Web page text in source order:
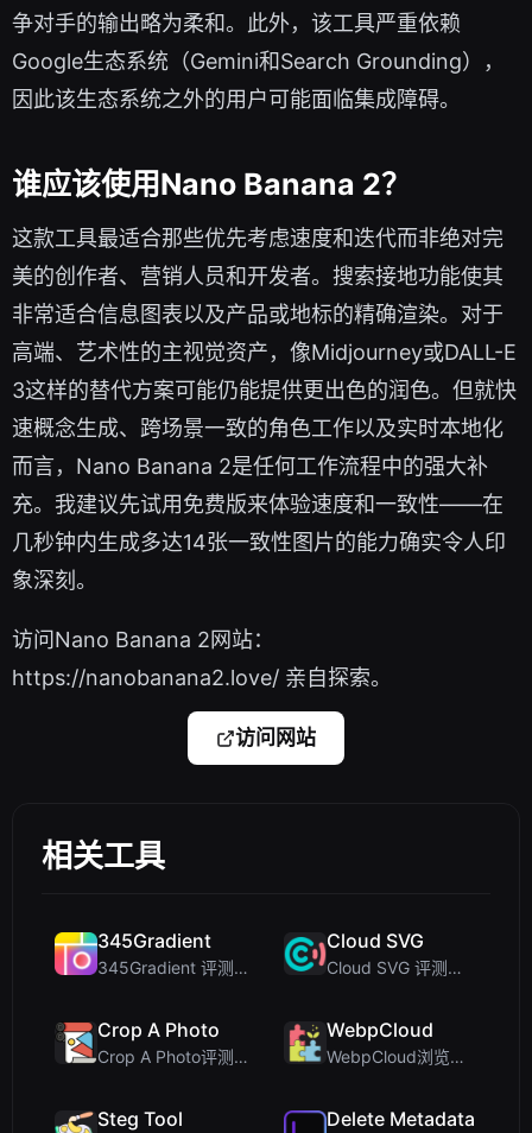
争对手的输出略为柔和。此外，该工具严重依赖
Google生态系统（Gemini和Search Grounding），
因此该生态系统之外的用户可能面临集成障碍。
谁应该使用Nano Banana 2？
这款工具最适合那些优先考虑速度和迭代而非绝对完
美的创作者、营销人员和开发者。搜索接地功能使其
非常适合信息图表以及产品或地标的精确渲染。对于
高端、艺术性的主视觉资产，像Midjourney或DALL-E
3这样的替代方案可能仍能提供更出色的润色。但就快
速概念生成、跨场景一致的角色工作以及实时本地化
而言，Nano Banana 2是任何工作流程中的强大补
充。我建议先试用免费版来体验速度和一致性——在
几秒钟内生成多达14张一致性图片的能力确实令人印
象深刻。
访问Nano Banana 2网站：
https://nanobanana2.love/ 亲自探索。
访问网站
相关工具
345Gradient
345Gradient 评测：为设计师打造的快速、私密 2K 渐变生成器
Cloud SVG
Cloud SVG 评测：免费、私密的客户端图像转换器，支持 WebP、PNG、SVG 等
Crop A Photo
Crop A Photo评测：注重隐私的免费客户端批量图片裁剪工具
WebpCloud
WebpCloud浏览器内图像拼接器的第一印象
Steg Tool Delete Metadata